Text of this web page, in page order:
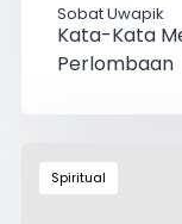
Sobat Uwapik
Kata-Kata
Perlombaan
Spiritual